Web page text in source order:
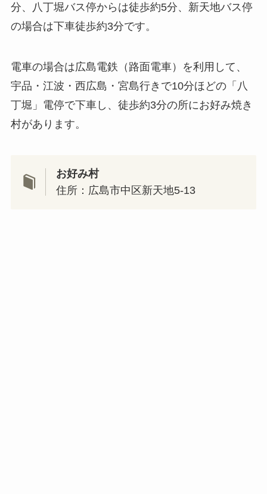
分、八丁堀バス停からは徒歩約5分、新天地バス停
の場合は下車徒歩約3分です。
電車の場合は広島電鉄（路面電車）を利用して、
宇品・江波・西広島・宮島行きで10分ほどの「八
丁堀」電停で下車し、徒歩約3分の所にお好み焼き
村があります。
お好み村
住所：広島市中区新天地5-13